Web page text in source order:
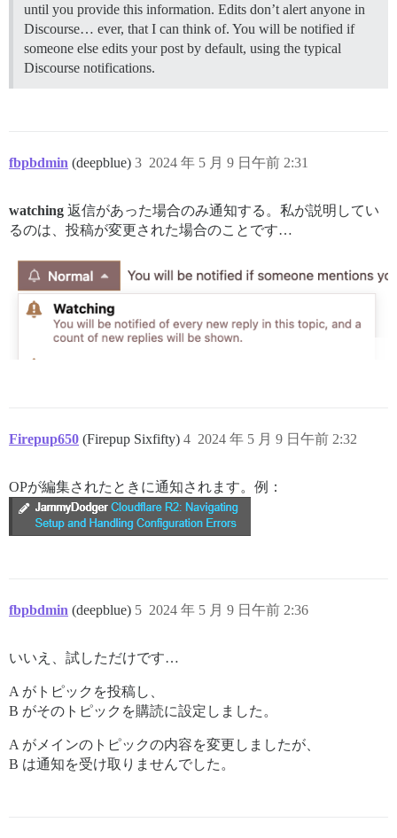
until you provide this information. Edits don’t alert anyone in
Discourse… ever, that I can think of. You will be notified if
someone else edits your post by default, using the typical
Discourse notifications.
fbpbdmin (deepblue) 2024 年 5 月 9 日午前 2:31
3
watching 返信があった場合のみ通知する。私が説明してい
るのは、投稿が変更された場合のことです…
Firepup650 (Firepup Sixfifty) 2024 年 5 月 9 日午前 2:32
4
OPが編集されたときに通知されます。例：
fbpbdmin (deepblue) 2024 年 5 月 9 日午前 2:36
5
いいえ、試しただけです…
A がトピックを投稿し、
B がそのトピックを購読に設定しました。
A がメインのトピックの内容を変更しましたが、
B は通知を受け取りませんでした。